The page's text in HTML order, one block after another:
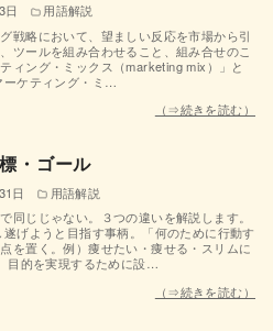
日
用語解説
戦略において、望ましい反応を市場から引
ツールを組み合わせること、組み合せのこ
ィング・ミックス（marketing mix）」と
ーケティング・ミ…
（⇒続きを読む）
・ゴール
日
用語解説
同じじゃない。３つの違いを解説します。
遂げようと目指す事柄。「何のために行動す
を置く。例）痩せたい・痩せる・スリムに
目的を実現するために設…
（⇒続きを読む）